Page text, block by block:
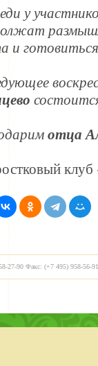
у
и
отца
27-90 Факс: (+7 495) 958-56-